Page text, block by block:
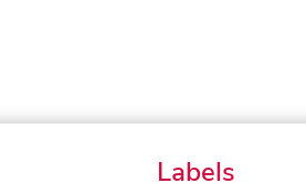
Labels